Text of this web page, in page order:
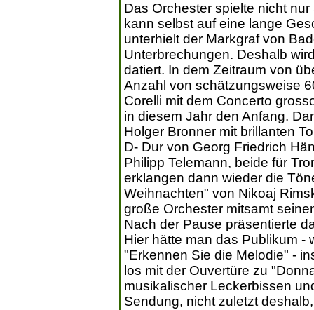
Das Orchester spielte nicht
kann selbst auf eine lange
unterhielt der Markgraf von
Unterbrechungen. Deshalb
datiert. In dem Zeitraum von
Anzahl von schätzungsweise
Corelli mit dem Concerto
in diesem Jahr den Anfang.
Holger Bronner mit brillanten
D- Dur von Georg Friedrich
Philipp Telemann, beide für
erklangen dann wieder die
Weihnachten" von Nikoaj
große Orchester mitsamt
Nach der Pause präsentierte
Hier hätte man das Publikum -
"Erkennen Sie die Melodie" -
los mit der Ouvertüre zu
musikalischer Leckerbissen
Sendung, nicht zuletzt